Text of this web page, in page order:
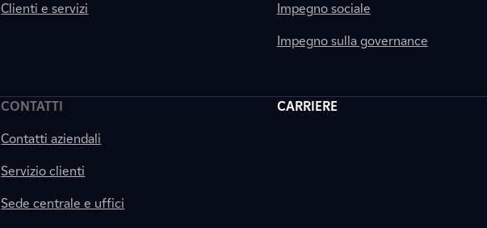
Clienti e servizi Impegno sociale
Impegno sulla governance
CONTATTI
Contatti aziendali
Servizio clienti
Sede centrale e uffici
CARRIERE